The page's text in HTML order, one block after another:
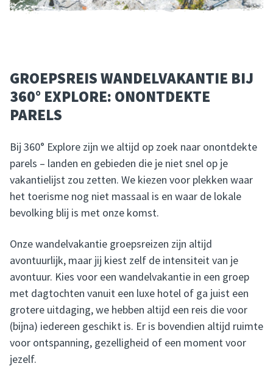
GROEPSREIS WANDELVAKANTIE BIJ
360° EXPLORE: ONONTDEKTE
PARELS
Bij 360° Explore zijn we altijd op zoek naar onontdekte
parels – landen en gebieden die je niet snel op je
vakantielijst zou zetten. We kiezen voor plekken waar
het toerisme nog niet massaal is en waar de lokale
bevolking blij is met onze komst.
Onze wandelvakantie groepsreizen zijn altijd
avontuurlijk, maar jij kiest zelf de intensiteit van je
avontuur. Kies voor een wandelvakantie in een groep
met dagtochten vanuit een luxe hotel of ga juist een
grotere uitdaging, we hebben altijd een reis die voor
(bijna) iedereen geschikt is. Er is bovendien altijd ruimte
voor ontspanning, gezelligheid of een moment voor
jezelf.